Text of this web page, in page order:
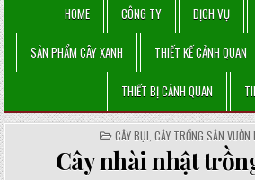
HOME
CÔNG TY DỊCH VỤ
SẢN PHẨM CÂY XANH THIẾT KẾ CẢNH QUAN
THIẾT BỊ CẢNH QUAN
POSTED
IN
CÂY BỤI CÂY TRỒNG SÂN
Cây nhài nhật